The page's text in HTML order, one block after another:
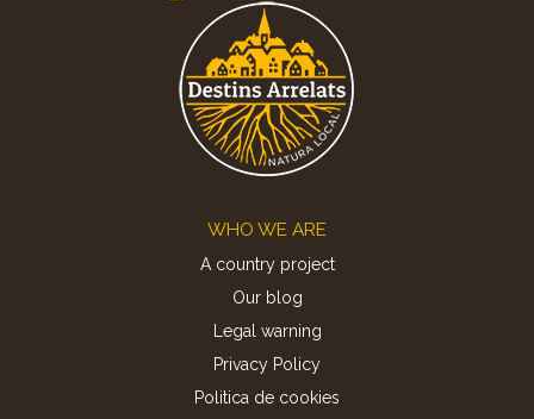
WHO WE ARE
A country project
Our blog
Legal warning
Privacy Policy
Politica de cookies